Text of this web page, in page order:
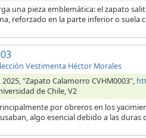
una pieza emblemática: el zapato
reforzado en la parte inferior o
Vestimenta Héctor Morales
"Zapato Calamorro CVHM0003",
de Chile, V2
por obreros en los
algo esencial debido a las